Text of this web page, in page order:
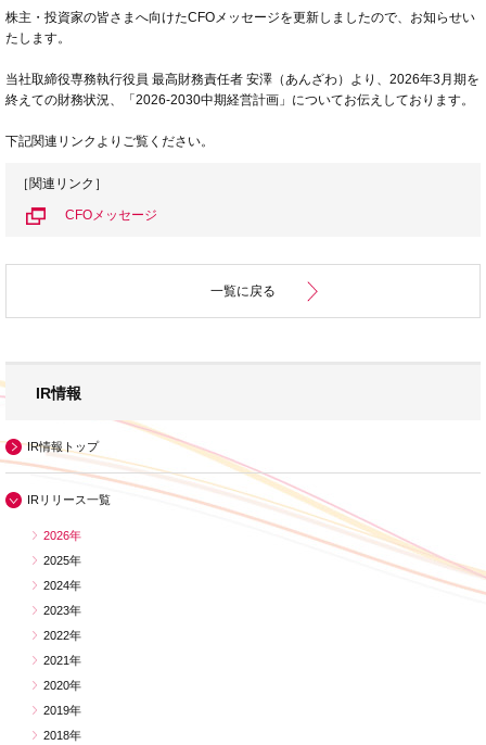
株主・投資家の皆さまへ向けたCFOメッセージを更新しましたので、お知らせい
たします。
当社取締役専務執行役員 最高財務責任者 安澤（あんざわ）より、2026年3月期を
終えての財務状況、「2026-2030中期経営計画」についてお伝えしております。
下記関連リンクよりご覧ください。
［関連リンク］
CFOメッセージ
一覧に戻る
IR情報
IR情報トップ
IRリリース一覧
2026年
2025年
2024年
2023年
2022年
2021年
2020年
2019年
2018年